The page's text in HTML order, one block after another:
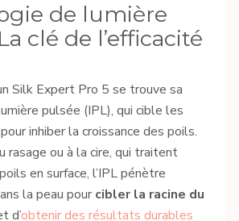
de lumière
clé de l’efficacité
Silk Expert Pro 5 se trouve sa
pulsée (IPL), qui cible les
inhiber la croissance des poils.
rasage ou à la cire, qui traitent
en surface, l’IPL pénètre
la peau pour cibler la racine du
d’obtenir des résultats durables